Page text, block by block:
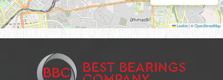
Leaflet|©OpenStreetMap